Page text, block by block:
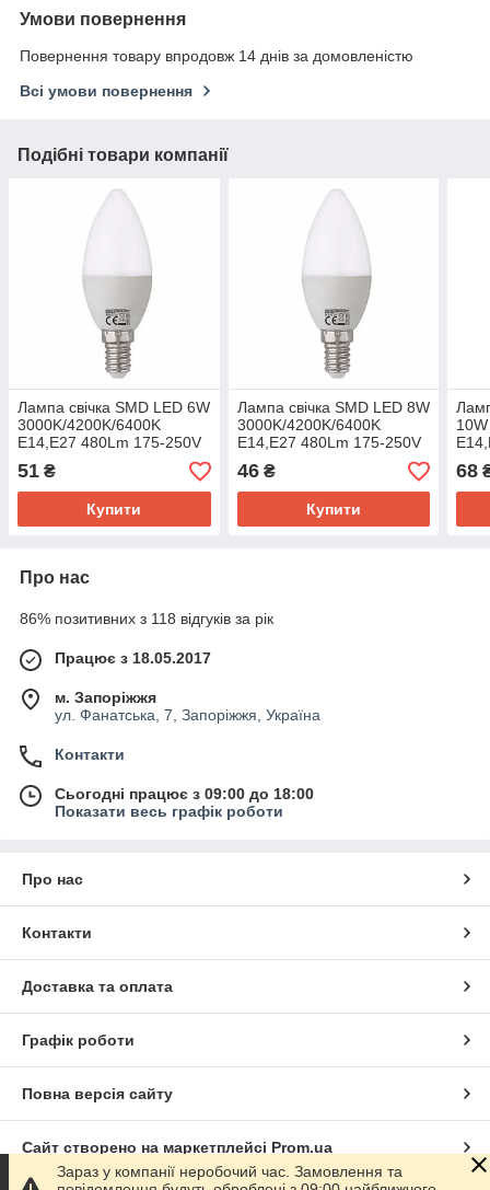
Умови повернення
Повернення товару впродовж 14 днів за домовленістю
Всі умови повернення
Подібні товари компанії
Лампа свічка SMD LED 6W
3000K/4200K/6400K
Е14,Е27 480Lm 175-250V
Horoz Electric
51 ₴
Купити
Лампа свічка SMD LED 8W
3000K/4200K/6400K
Е14,Е27 480Lm 175-250V
Horoz Electric
46₴
Купити
68
Про нас
86% позитивних з 118 відгуків за рік
Працює з 18.05.2017
м. Запоріжжя
ул. Фанатська, 7, Запоріжжя, Україна
Контакти
Сьогодні працює з 09:00 до 18:00
Показати весь графік роботи
Про нас
Контакти
Доставка та оплата
Графік роботи
Повна версія сайту
Сайт створено на маркетплейсі Prom.ua
Зараз у компанії неробочий час. Замовлення та